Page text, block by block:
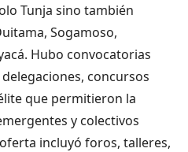
Tunja sino también
Sogamoso,
Hubo convocatorias
concursos
que permitieron la
y colectivos
incluyó foros, talleres,